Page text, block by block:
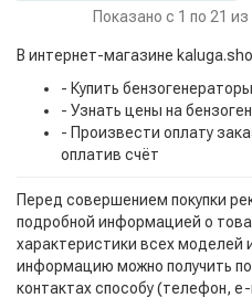
Показано с 1 по 21
В интернет-магазине
- Купить
- Узнать цены на
- Произвести оплату
оплатив счёт
Перед совершением покупки
подробной информацией о
характеристики всех моделей
информацию можно получить
контактах способу (телефон,